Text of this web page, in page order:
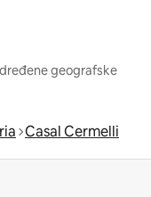
geografske
Casal Cermelli